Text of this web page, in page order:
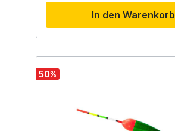
In den Warenkorb
50%